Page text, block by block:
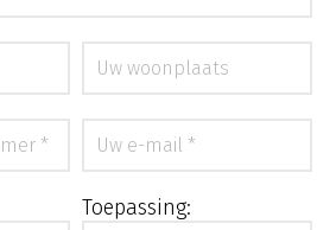
Toepassing: